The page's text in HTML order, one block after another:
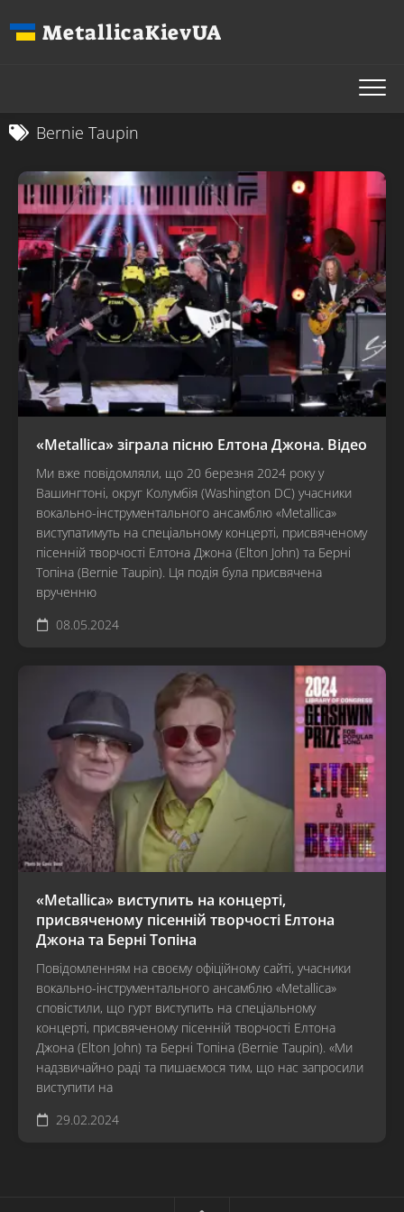
до
MetallicaKievUA
Bernie Taupin
«Metallica» зіграла пісню Елтона Джона. Відео
Ми вже повідомляли, що 20 березня 2024 року у
Вашингтоні, округ Колумбія (Washington DC) учасники
вокально-інструментального ансамблю «Metallica»
виступатимуть на спеціальному концерті, присвяченому
пісенній творчості Елтона Джона (Elton John) та Берні
Топіна (Bernie Taupin). Ця подія була присвячена
врученню
08.05.2024
«Metallica» виступить на концерті,
присвяченому пісенній творчості Елтона
Джона та Берні Топіна
Повідомленням на своєму офіційному сайті, учасники
вокально-інструментального ансамблю «Metallica»
сповістили, що гурт виступить на спеціальному
концерті, присвяченому пісенній творчості Елтона
Джона (Elton John) та Берні Топіна (Bernie Taupin). «Ми
надзвичайно раді та пишаємося тим, що нас запросили
виступити на
29.02.2024